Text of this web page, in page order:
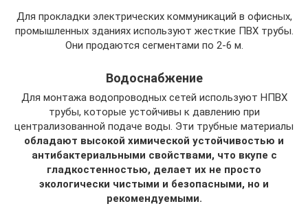
Для прокладки электрических коммуникаций в офисных,
промышленных зданиях используют жесткие ПВХ трубы.
Они продаются сегментами по 2-6 м.
Водоснабжение
Для монтажа водопроводных сетей используют НПВХ
трубы, которые устойчивы к давлению при
централизованной подаче воды. Эти трубные материалы
обладают высокой химической устойчивостью и
антибактериальными свойствами, что вкупе с
гладкостенностью, делает их не просто
экологически чистыми и безопасными, но и
рекомендуемыми.